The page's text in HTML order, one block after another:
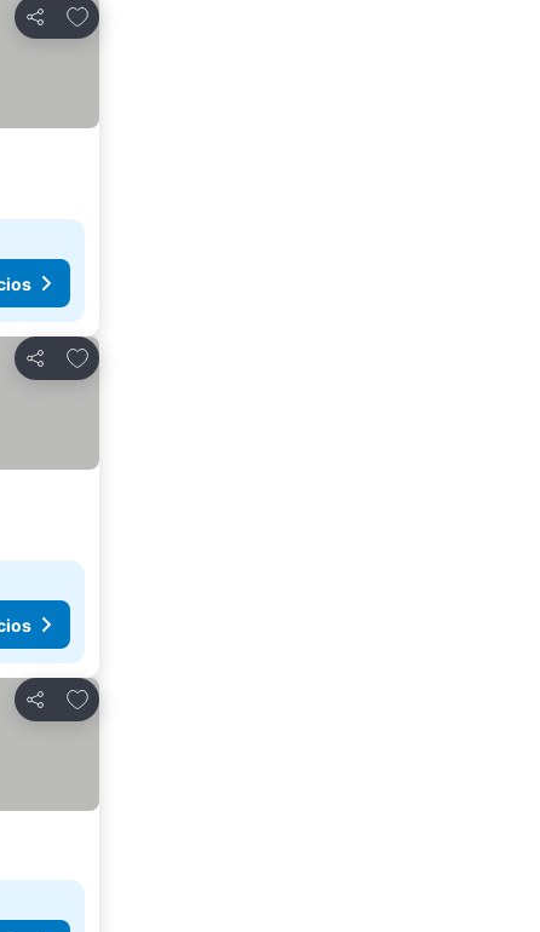
Compartir
Agregar a favoritos
Compartir
Agregar a favoritos
Compartir
Agregar a favoritos